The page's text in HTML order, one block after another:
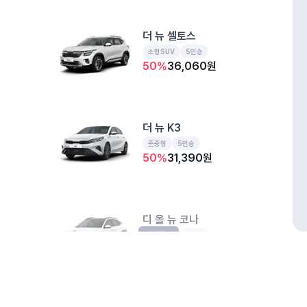
더 뉴 셀토스
소형SUV 5인승
50%36,060원
더 뉴 K3
준중형 5인승
50%31,390원
디 올 뉴 코나